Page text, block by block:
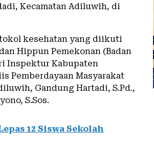
Kecamatan Adiluwih, di
kesehatan yang diikuti
Hippun Pemekonan (Badan
Inspektur Kabupaten
Pemberdayaan Masyarakat
Gandung Hartadi, S.Pd.,
S.Sos.
12 Siswa Sekolah